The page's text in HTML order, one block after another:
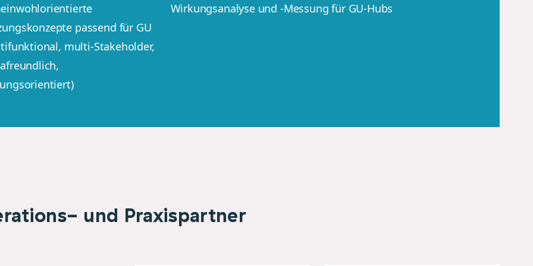
passend für GU
multi-Stakeholder,
Wirkungsanalyse und -Messung für GU-Hubs
und Praxispartner